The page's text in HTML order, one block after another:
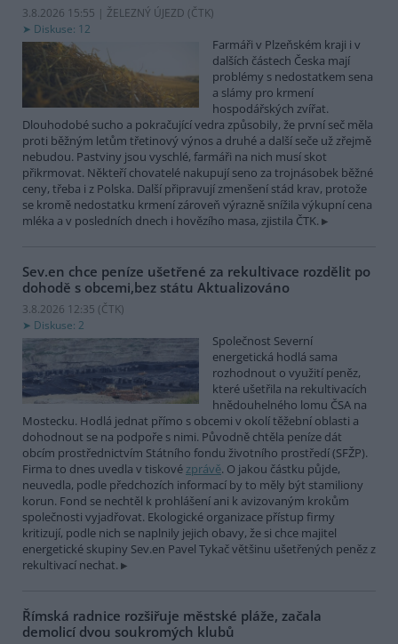
3.8.2026 15:55 | ŽELEZNÝ ÚJEZD (ČTK)
Diskuse: 12
Farmáři v Plzeňském kraji i v
dalších částech Česka mají
problémy s nedostatkem sena
a slámy pro krmení
hospodářských zvířat.
Dlouhodobé sucho a pokračující vedra způsobily, že první seč měla
proti běžným letům třetinový výnos a druhé a další seče už zřejmě
nebudou. Pastviny jsou vyschlé, farmáři na nich musí skot
přikrmovat. Někteří chovatelé nakupují seno za trojnásobek běžné
ceny, třeba i z Polska. Další připravují zmenšení stád krav, protože
se kromě nedostatku krmení zároveň výrazně snížila výkupní cena
mléka a v posledních dnech i hovězího masa, zjistila ČTK.
Sev.en chce peníze ušetřené za rekultivace rozdělit po
dohodě s obcemi,bez státu Aktualizováno
3.8.2026 12:35 (ČTK)
Diskuse: 2
Společnost Severní
energetická hodlá sama
rozhodnout o využití peněz,
které ušetřila na rekultivacích
hnědouhelného lomu ČSA na
Mostecku. Hodlá jednat přímo s obcemi v okolí těžební oblasti a
dohodnout se na podpoře s nimi. Původně chtěla peníze dát
obcím prostřednictvím Státního fondu životního prostředí (SFŽP).
Firma to dnes uvedla v tiskovézprávě. O jakou částku půjde,
neuvedla, podle předchozích informací by to měly být stamiliony
korun. Fond se nechtěl k prohlášení ani k avizovaným krokům
společnosti vyjadřovat. Ekologické organizace přístup firmy
kritizují, podle nich se naplnily jejich obavy, že si chce majitel
energetické skupiny Sev.en Pavel Tykač většinu ušetřených peněz z
rekultivací nechat.
Římská radnice rozšiřuje městské pláže, začala
demolicí dvou soukromých klubů